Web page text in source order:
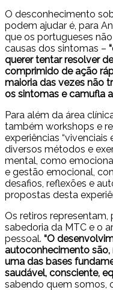
O desconhecimento
podem ajudar é, para
que os portugueses
causas dos sintomas –
querer tentar resolver
comprimido de ação
maioria das vezes não
os sintomas e camufla
Para além da área
também workshops e
experiências “vivenciais
diversos métodos e
mental, como
e gestão emocional,
desafios, reflexões e
propostas desta
Os retiros representam,
sabedoria da MTC e o
pessoal. “O
autoconhecimento são,
uma das bases
saudável, consciente,
sabendo quem somos,